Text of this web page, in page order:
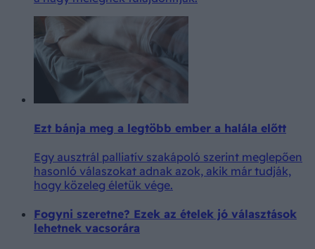
Ezt bánja meg a legtöbb ember a halála előtt
Egy ausztrál palliatív szakápoló szerint meglepően
hasonló válaszokat adnak azok, akik már tudják,
hogy közeleg életük vége.
Fogyni szeretne? Ezek az ételek jó választások
lehetnek vacsorára